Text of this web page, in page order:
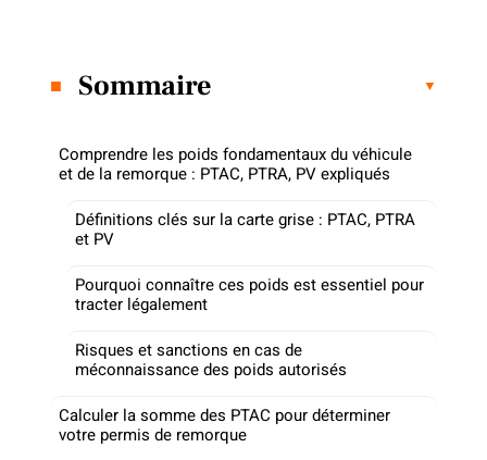
Sommaire
Comprendre les poids fondamentaux du véhicule
et de la remorque : PTAC, PTRA, PV expliqués
Définitions clés sur la carte grise : PTAC, PTRA
et PV
Pourquoi connaître ces poids est essentiel pour
tracter légalement
Risques et sanctions en cas de
méconnaissance des poids autorisés
Calculer la somme des PTAC pour déterminer
votre permis de remorque